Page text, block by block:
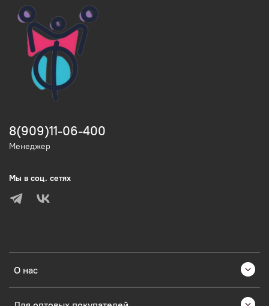
О нас
8(909)11-06-400
Менеджер
Мы в соц. сетях